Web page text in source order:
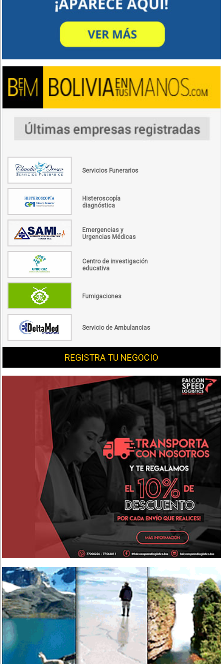
Servicios Funerarios
Histeroscopía
diagnóstica
Emergencias y
Urgencias Médicas
Centro de investigación
educativa
Fumigaciones
Servicio de Ambulancias
REGISTRA TU NEGOCIO